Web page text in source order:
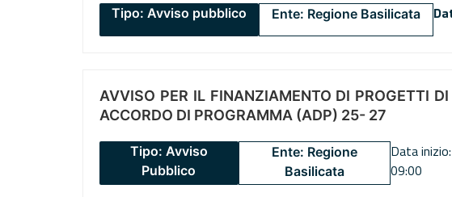
Tipo: Avviso pubblico Ente: Regione Basilicata
AVVISO PER IL FINANZIAMENTO DI PROGETTI
ACCORDO DI PROGRAMMA (ADP) 25- 27
Tipo: Avviso
Pubblico
Ente: Regione
Basilicata
Data
09:00